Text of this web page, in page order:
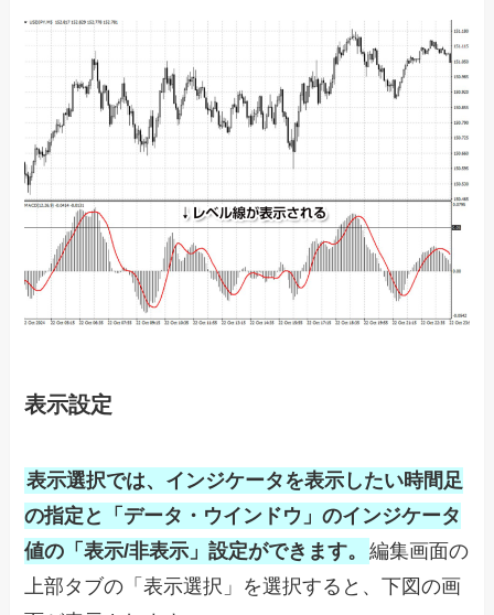
表示設定
表示選択では、インジケータを表示したい時間足
の指定と「データ・ウインドウ」のインジケータ
値の「表示/非表示」設定ができます。 編集画面の
上部タブの「表示選択」を選択すると、下図の画